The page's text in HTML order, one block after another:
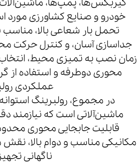
گیربکس‌ها، پمپ‌ها،
خودرو و صنایع کشاورزی مورد
تحمل بار شعاعی بالا،
جداسازی آسان، و کنترل حرکت
زمان نصب به تمیزی محیط، انتخاب
محوری دوطرفه و استفاده از
عملکردی
ماشین‌آلاتی است که نیازمند
قابلیت جابجایی محوری
مکانیکی مناسب و دوام بالا، نقش
ناگهانی